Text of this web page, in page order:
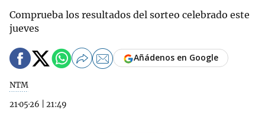
Comprueba los resultados del sorteo celebrado este
jueves
NTM
21·05·26
21:49
Añádenos en Google